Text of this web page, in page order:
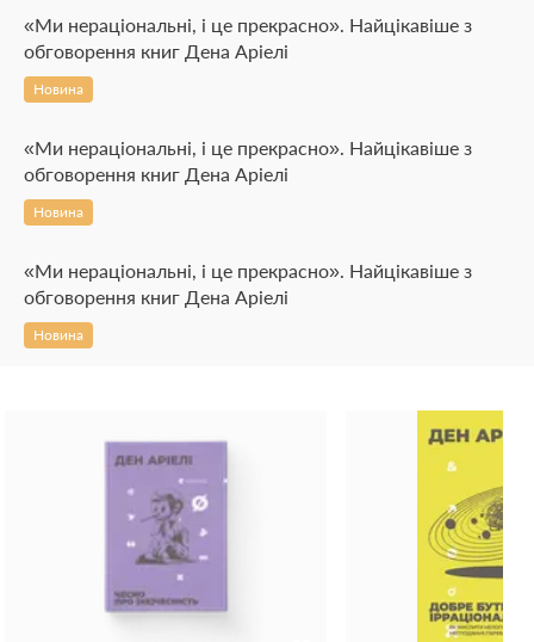
«Ми нераціональні, і це прекрасно». Найцікавіше з
обговорення книг Дена Аріелі
Новина
«Ми нераціональні, і це прекрасно». Найцікавіше з
обговорення книг Дена Аріелі
Новина
«Ми нераціональні, і це прекрасно». Найцікавіше з
обговорення книг Дена Аріелі
Новина